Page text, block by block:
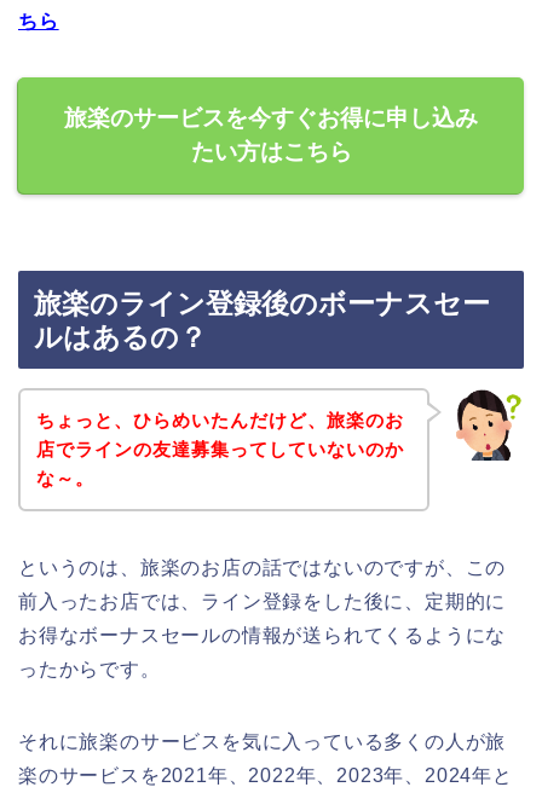
ちら
旅楽のサービスを今すぐお得に申し込み
たい方はこちら
旅楽のライン登録後のボーナスセー
ルはあるの？
ちょっと、ひらめいたんだけど、旅楽のお
店でラインの友達募集ってしていないのか
な～。
というのは、旅楽のお店の話ではないのですが、この
前入ったお店では、ライン登録をした後に、定期的に
お得なボーナスセールの情報が送られてくるようにな
ったからです。
それに旅楽のサービスを気に入っている多くの人が旅
楽のサービスを2021年、2022年、2023年、2024年と